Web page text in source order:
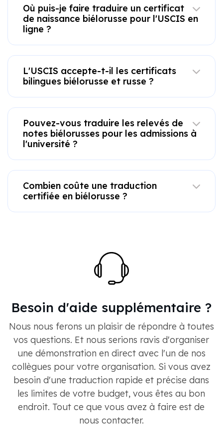
Où puis-je faire traduire un certificat
de naissance biélorusse pour l'USCIS en
ligne ?
L'USCIS accepte-t-il les certificats
bilingues biélorusse et russe ?
Pouvez-vous traduire les relevés de
notes biélorusses pour les admissions à
l'université ?
Combien coûte une traduction
certifiée en biélorusse ?
Besoin d'aide supplémentaire ?
Nous nous ferons un plaisir de répondre à toutes
vos questions. Et nous serions ravis d'organiser
une démonstration en direct avec l'un de nos
collègues pour votre organisation. Si vous avez
besoin d'une traduction rapide et précise dans
les limites de votre budget, vous êtes au bon
endroit. Tout ce que vous avez à faire est de
nous contacter.